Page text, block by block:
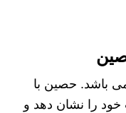
منتشر شدن این آهنگ ۱۳۹۲ می باشد. حصین با
را نشان دهد و